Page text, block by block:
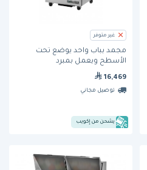
غير متوفر
مجمد بباب واحد يوضع تحت
الأسطح ويعمل بمبرد
16,469
توصيل مجاني
يشحن من إكويب